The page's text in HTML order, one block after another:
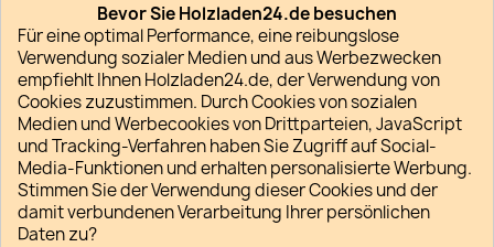
 IN DEN WARENKORB
favorite_border
Lieferfrist regulär 2-5 Werktage
Teilen
Bevor Sie Holzladen24.de besuchen
Für eine optimal Performance, eine reibungslose
Verwendung sozialer Medien und aus Werbezwecken
empfiehlt Ihnen Holzladen24.de, der Verwendung von
Cookies zuzustimmen. Durch Cookies von sozialen
Medien und Werbecookies von Drittparteien, JavaScript
und Tracking-Verfahren haben Sie Zugriff auf Social-
Media-Funktionen und erhalten personalisierte Werbung.
Stimmen Sie der Verwendung dieser Cookies und der
damit verbundenen Verarbeitung Ihrer persönlichen
Daten zu?